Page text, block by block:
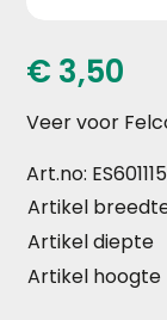
€ 3,50
Veer voor
Art.no: ES601115
Artikel
Artikel diepte
Artikel hoogte